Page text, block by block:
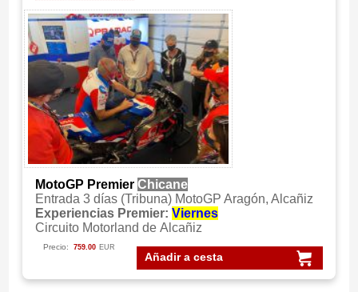
MotoGP Premier Chicane
Entrada 3 días (Tribuna) MotoGP Aragón, Alcañiz
Experiencias Premier: Viernes
Circuito Motorland de Alcañiz
Añadir a cesta
Precio: 759.00 EUR